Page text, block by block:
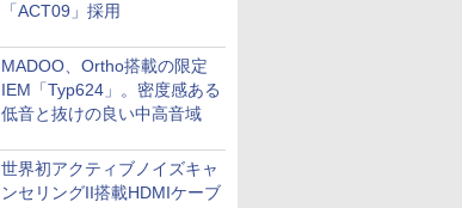
「ACT09」採用
MADOO、Ortho搭載の限定
IEM「Typ624」。密度感ある
低音と抜けの良い中高音域
世界初アクティブノイズキャ
ンセリングII搭載HDMIケーブ